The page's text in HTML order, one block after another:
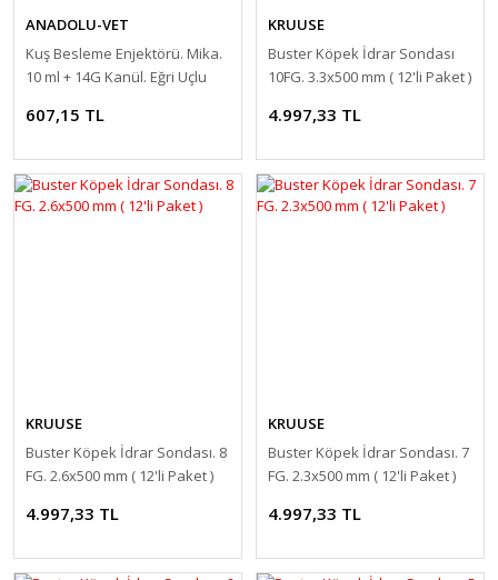
ANADOLU-VET
Kuş Besleme Enjektörü. Mika.
10 ml + 14G Kanül. Eğri Uçlu
607,15 TL
KRUUSE
Buster Köpek İdrar Sondası
10FG. 3.3x500 mm ( 12'li Paket )
4.997,33 TL
KRUUSE
Buster Köpek İdrar Sondası. 8
FG. 2.6x500 mm ( 12'li Paket )
4.997,33 TL
KRUUSE
Buster Köpek İdrar Sondası. 7
FG. 2.3x500 mm ( 12'li Paket )
4.997,33 TL